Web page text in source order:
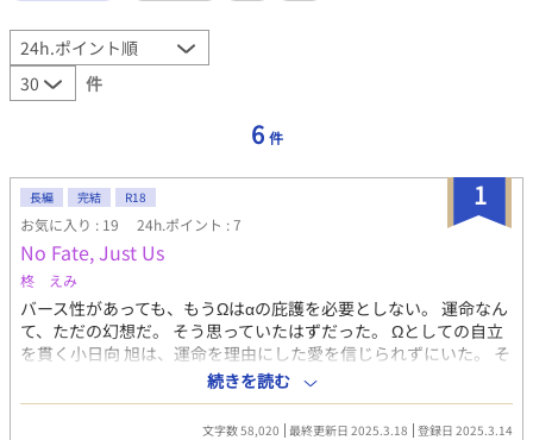
件
6 件
1
長編 完結 R18
お気に入り : 19 24h.ポイント : 7
No Fate, Just Us
柊 えみ
バース性があっても、もうΩはαの庇護を必要としない。 運命なん
て、ただの幻想だ。 そう思っていたはずだった。 Ωとしての自立
を貫く小日向 旭は、運命を理由にした愛を信じられずにいた。 そ
れでも門脇 豊は、運命を超えて"ただの俺たち"として共に生きる
道を模索する。 「番じゃなくても、俺たちはずっと一緒にいられ
る？」 運命に抗いながらも、愛を知っていく二人の物語。
続きを読む
文字数 58,020 最終更新日 2025.3.18 登録日 2025.3.14